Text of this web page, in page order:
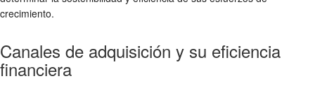
crecimiento.
Canales de adquisición y su eficiencia
financiera